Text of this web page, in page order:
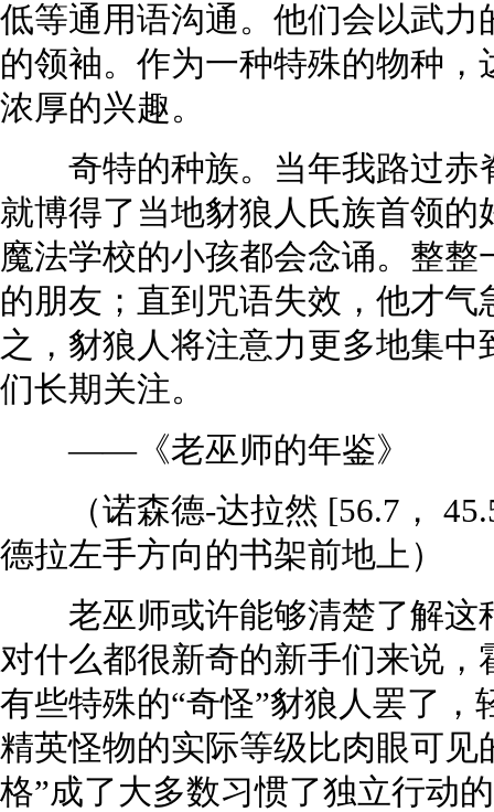
低等通用语沟通。他们会以武
的领袖。作为一种特殊的物种
浓厚的兴趣。
奇特的种族。当年我路过赤
就博得了当地豺狼人氏族首领
魔法学校的小孩都会念诵。整
的朋友；直到咒语失效，他才
之，豺狼人将注意力更多地集
们长期关注。
——《老巫师的年鉴》
（诺森德-达拉然 [56.7，
德拉左手方向的书架前地上）
老巫师或许能够清楚了解这
对什么都很新奇的新手们来说
有些特殊的“奇怪”豺狼人罢了
精英怪物的实际等级比肉眼可见
格”成了大多数习惯了独立行动